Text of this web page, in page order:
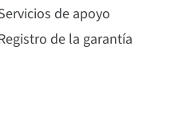
de apoyo
de la garantía